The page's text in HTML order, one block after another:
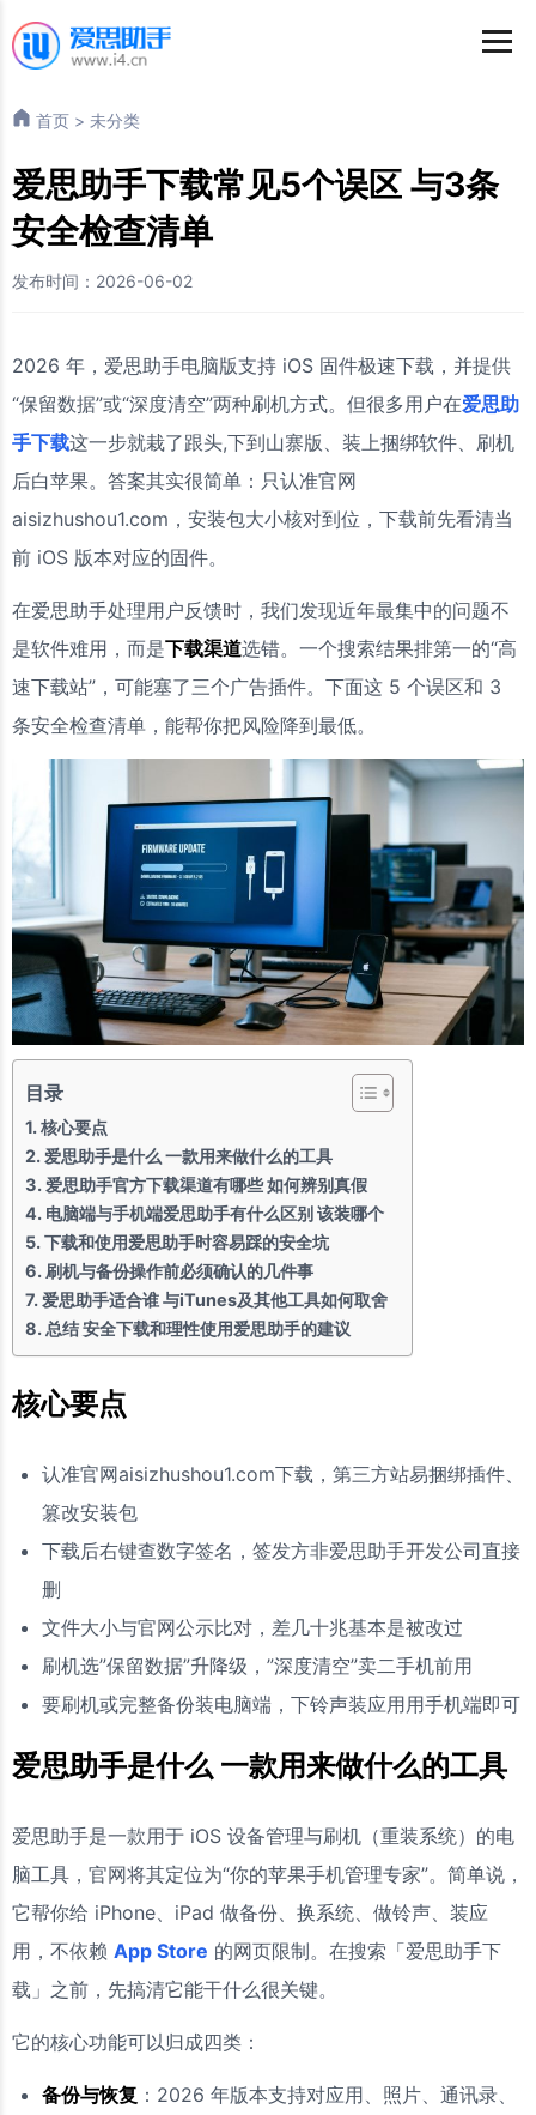
首页 > 未分类
爱思助手下载常见5个误区 与3条
安全检查清单
发布时间：2026-06-02
2026 年，爱思助手电脑版支持 iOS 固件极速下载，并提供
“保留数据”或“深度清空”两种刷机方式。但很多用户在爱思助
手下载这一步就栽了跟头,下到山寨版、装上捆绑软件、刷机
后白苹果。答案其实很简单：只认准官网
aisizhushou1.com，安装包大小核对到位，下载前先看清当
前 iOS 版本对应的固件。
在爱思助手处理用户反馈时，我们发现近年最集中的问题不
是软件难用，而是下载渠道选错。一个搜索结果排第一的“高
速下载站”，可能塞了三个广告插件。下面这 5 个误区和 3
条安全检查清单，能帮你把风险降到最低。
目录
核心要点
爱思助手是什么 一款用来做什么的工具
爱思助手官方下载渠道有哪些 如何辨别真假
电脑端与手机端爱思助手有什么区别 该装哪个
下载和使用爱思助手时容易踩的安全坑
刷机与备份操作前必须确认的几件事
爱思助手适合谁 与iTunes及其他工具如何取舍
总结 安全下载和理性使用爱思助手的建议
核心要点
认准官网aisizhushou1.com下载，第三方站易捆绑插件、
篡改安装包
下载后右键查数字签名，签发方非爱思助手开发公司直接
删
文件大小与官网公示比对，差几十兆基本是被改过
刷机选”保留数据”升降级，”深度清空”卖二手机前用
要刷机或完整备份装电脑端，下铃声装应用用手机端即可
爱思助手是什么 一款用来做什么的工具
爱思助手是一款用于 iOS 设备管理与刷机（重装系统）的电
脑工具，官网将其定位为“你的苹果手机管理专家”。简单说，
它帮你给 iPhone、iPad 做备份、换系统、做铃声、装应
用，不依赖 App Store 的网页限制。在搜索「爱思助手下
载」之前，先搞清它能干什么很关键。
它的核心功能可以归成四类：
备份与恢复 ：2026 年版本支持对应用、照片、通讯录、